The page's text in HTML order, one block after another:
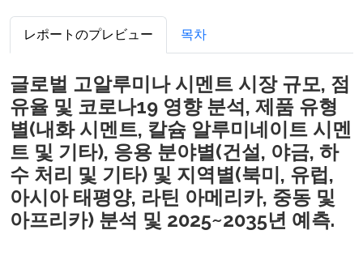
レポートのプレビュー 목차
글로벌 고알루미나 시멘트 시장 규모, 점
유율 및 코로나19 영향 분석, 제품 유형
별(내화 시멘트, 칼슘 알루미네이트 시멘
트 및 기타), 응용 분야별(건설, 야금, 하
수 처리 및 기타) 및 지역별(북미, 유럽,
아시아 태평양, 라틴 아메리카, 중동 및
아프리카) 분석 및 2025~2035년 예측.